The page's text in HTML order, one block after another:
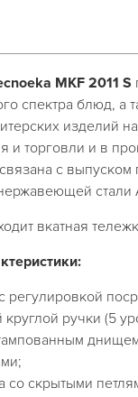
MKF 2011 S
спектра блюд, а
изделий
и торговли и в
с выпуском
стали
вкатная
регулировкой
ручки (5
скрытыми